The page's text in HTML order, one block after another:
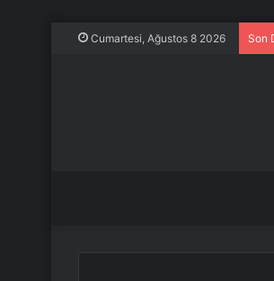
Cumartesi, Ağustos 8 2026 Son